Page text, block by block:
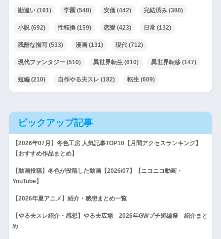
勘違い(161) 学園 (548) 安価(442) 完結済み(380)
小説(692) 性転換(159) 恋愛(423) 日常 (132)
残酷な描写(533) 漫画(131) 現代(712)
現代ファンタジー(510) 異世界転生(610) 異世界転移(147)
短編(210) 自作やる夫スレ (182) 転生(609)
ピックアップ記事
【2026年07月】冬色工房 人気記事TOP10【月間アクセスランキング】
【おすすめ作品まとめ】
【動画投稿】冬色が投稿した動画【2026/07】【ニコニコ動画・
YouTube】
【2026年夏アニメ】紹介・感想まとめ一覧
【やる夫スレ紹介・感想】やる夫広場 2026年GWプチ短編祭 紹介まと
め